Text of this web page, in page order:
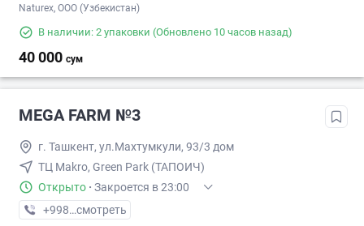
Naturex, OOO (Узбекистан)
В наличии: 2 упаковки (Обновлено 10 часов назад)
40 000 сум
MEGA FARM №3
г. Ташкент, ул.Махтумкули, 93/3 дом
ТЦ Makro, Green Park (ТАПОИЧ)
Открыто · Закроется в 23:00
+998 (55) XXX-XX-XX
смотреть